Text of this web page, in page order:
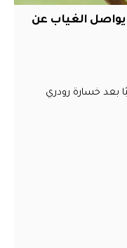
يواصل الغياب عن